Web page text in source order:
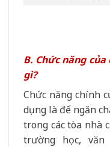
B. Chức năng
gì?
Chức năng chính
dụng là để ngăn
trong các tòa nhà
trường học,